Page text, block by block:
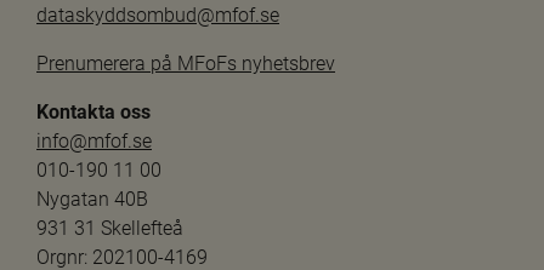
dataskyddsombud@mfof.se
Prenumerera på MFoFs nyhetsbrev
Kontakta oss
info@mfof.se
010-190 11 00
Nygatan 40B
931 31 Skellefteå
Orgnr: 202100-4169